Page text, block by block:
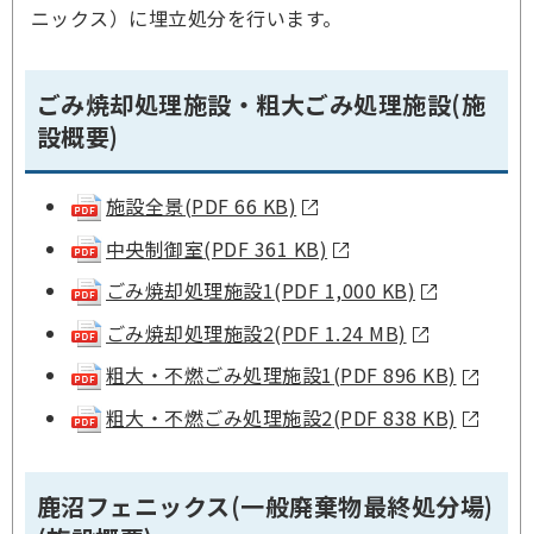
ニックス）に埋立処分を行います。
ごみ焼却処理施設・粗大ごみ処理施設(施
設概要)
施設全景(PDF 66 KB)
中央制御室(PDF 361 KB)
ごみ焼却処理施設1(PDF 1,000 KB)
ごみ焼却処理施設2(PDF 1.24 MB)
粗大・不燃ごみ処理施設1(PDF 896 KB)
粗大・不燃ごみ処理施設2(PDF 838 KB)
鹿沼フェニックス(一般廃棄物最終処分場)